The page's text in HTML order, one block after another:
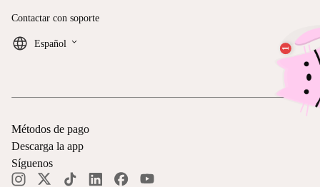
Contactar con soporte
Español keyboard_arrow_down
Métodos de pago
Descarga la app
Síguenos